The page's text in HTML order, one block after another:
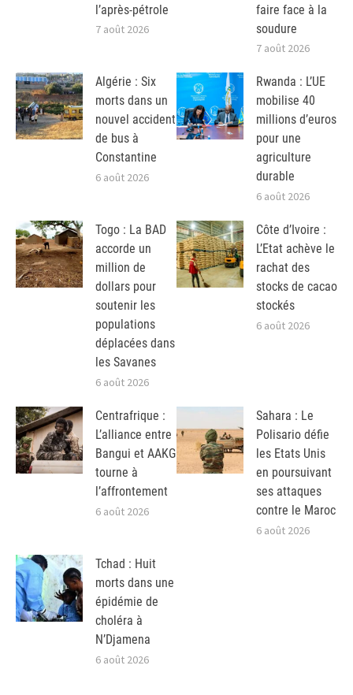
l’après-pétrole
7 août 2026
faire face à la
soudure
7 août 2026
Algérie : Six
morts dans un
nouvel accident
de bus à
Constantine
6 août 2026
Rwanda : L’UE
mobilise 40
millions d’euros
pour une
agriculture
durable
6 août 2026
Togo : La BAD
accorde un
million de
dollars pour
soutenir les
populations
déplacées dans
les Savanes
6 août 2026
Côte d’Ivoire :
L’Etat achève le
rachat des
stocks de cacao
stockés
6 août 2026
Centrafrique :
L’alliance entre
Bangui et AAKG
tourne à
l’affrontement
6 août 2026
Sahara : Le
Polisario défie
les Etats Unis
en poursuivant
ses attaques
contre le Maroc
6 août 2026
Tchad : Huit
morts dans une
épidémie de
choléra à
N’Djamena
6 août 2026